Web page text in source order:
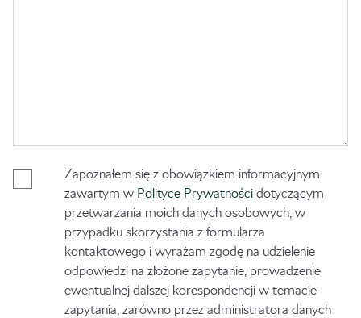
Zapoznałem się z obowiązkiem informacyjnym
zawartym w Polityce Prywatności dotyczącym
przetwarzania moich danych osobowych, w
przypadku skorzystania z formularza
kontaktowego i wyrażam zgodę na udzielenie
odpowiedzi na złożone zapytanie, prowadzenie
ewentualnej dalszej korespondencji w temacie
zapytania, zarówno przez administratora danych